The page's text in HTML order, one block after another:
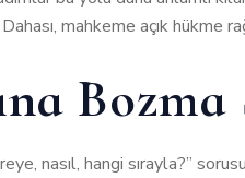
mahkeme açık hükme
Bozma
nasıl, hangi sırayla?”